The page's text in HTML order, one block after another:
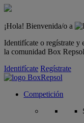
¡Hola! Bienvenida/o a
Identifícate o regístrate y
la comunidad Box
Identifícate Regístrate
Competición